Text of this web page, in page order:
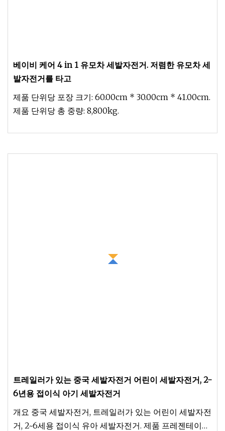
베이비 케어 4 in 1 유모차 세발자전거. 저렴한 유모차 세
발자전거를 타고
제품 단위당 포장 크기: 60.00cm * 30.00cm * 41.00cm.
제품 단위당 총 중량: 8,800kg.
트레일러가 있는 중국 세발자전거 어린이 세발자전거, 2-
6년용 접이식 아기 세발자전거
개요 중국 세발자전거, 트레일러가 있는 어린이 세발자전
거, 2~6세용 접이식 유아 세발자전거. 제품 프레젠테이션.